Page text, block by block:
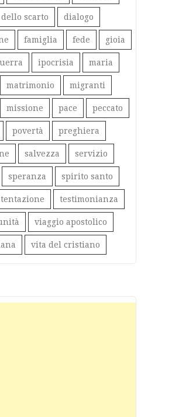
scarto dialogo
famiglia fede gioia
ipocrisia maria
matrimonio migranti
missione pace peccato
povertà preghiera
salvezza servizio
speranza spirito santo
tentazione testimonianza
viaggio apostolico
vita del cristiano